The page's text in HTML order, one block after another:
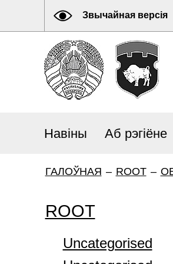
Звычайная версія
Навіны Аб рэгіёне
ГАЛОЎНАЯ – ROOT –
ROOT
Uncategorised